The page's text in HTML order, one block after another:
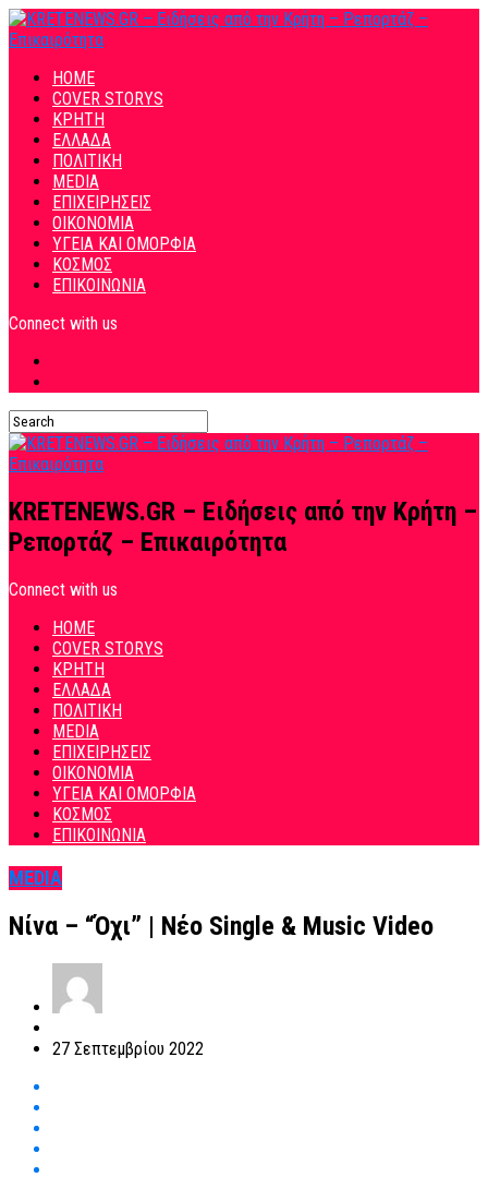
HOME
COVER STORYS
ΚΡΗΤΗ
ΕΛΛΑΔΑ
ΠΟΛΙΤΙΚΗ
MEDIA
ΕΠΙΧΕΙΡΗΣΕΙΣ
ΟΙΚΟΝΟΜΙΑ
ΥΓΕΙΑ ΚΑΙ ΟΜΟΡΦΙΑ
ΚΟΣΜΟΣ
ΕΠΙΚΟΙΝΩΝΙΑ
Connect with us
KRETENEWS.GR – Ειδήσεις από την Κρήτη –
Ρεπορτάζ – Επικαιρότητα
Connect with us
HOME
COVER STORYS
ΚΡΗΤΗ
ΕΛΛΑΔΑ
ΠΟΛΙΤΙΚΗ
MEDIA
ΕΠΙΧΕΙΡΗΣΕΙΣ
ΟΙΚΟΝΟΜΙΑ
ΥΓΕΙΑ ΚΑΙ ΟΜΟΡΦΙΑ
ΚΟΣΜΟΣ
ΕΠΙΚΟΙΝΩΝΙΑ
MEDIA
Νίνα – “Όχι” | Νέο Single & Music Video
27 Σεπτεμβρίου 2022